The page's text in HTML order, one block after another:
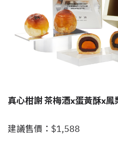
真心柑謝 茶梅酒x蛋黃酥x鳳
建議售價：$1,588